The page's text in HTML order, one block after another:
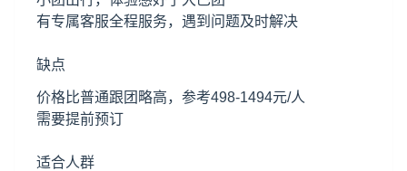
有专属客服全程服务，遇到问题及时解决
缺点
价格比普通跟团略高，参考498-1494元/人
需要提前预订
适合人群